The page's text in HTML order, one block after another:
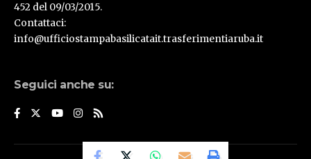
452 del 09/03/2015.
Contattaci:
info@ufficiostampabasilicatait.trasferimentiaruba.it
Seguici anche su: